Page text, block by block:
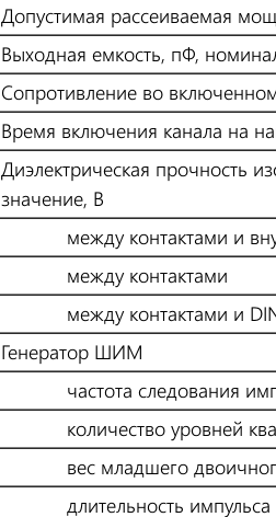
Допустимая рассеиваемая
Выходная емкость, пФ,
Сопротивление во
Время включения канала на
Диэлектрическая прочность
значение, В
между контактами и
между контактами
между контактами и
Генератор ШИМ
частота следования
количество уровней
вес младшего двоичного
длительность импульса